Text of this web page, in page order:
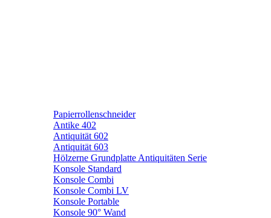
Papierrollenschneider
Antike 402
Antiquität 602
Antiquität 603
Hölzerne Grundplatte Antiquitäten Serie
Konsole Standard
Konsole Combi
Konsole Combi LV
Konsole Portable
Konsole 90° Wand